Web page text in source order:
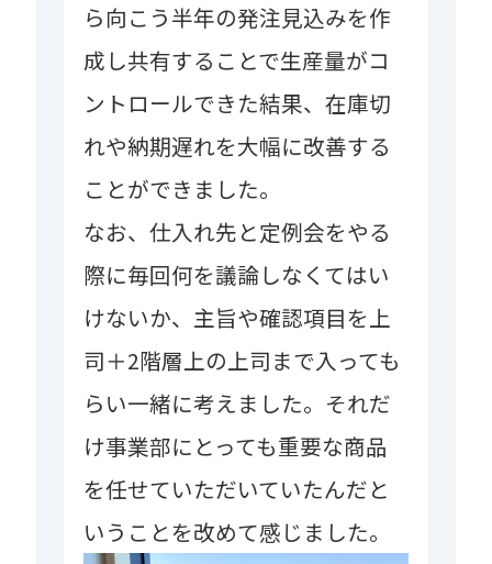
ら向こう半年の発注見込みを作
成し共有することで生産量がコ
ントロールできた結果、在庫切
れや納期遅れを大幅に改善する
ことができました。
なお、仕入れ先と定例会をやる
際に毎回何を議論しなくてはい
けないか、主旨や確認項目を上
司＋2階層上の上司まで入っても
らい一緒に考えました。それだ
け事業部にとっても重要な商品
を任せていただいていたんだと
いうことを改めて感じました。